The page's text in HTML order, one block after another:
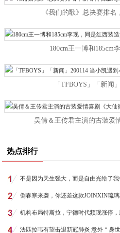
《我们的歌》总决赛排名
180cm王一博和185cm
「TFBOYS」「新闻
吴倩＆王传君主演的古装爱
热点排行
不是因为天生强大，而是自由光给了
倒春寒来袭，你还差这款JOINXIN琉璃
机构布局特斯拉，宁德时代频现涨停
法匹拉韦有望击退新冠肺炎 意外＂身